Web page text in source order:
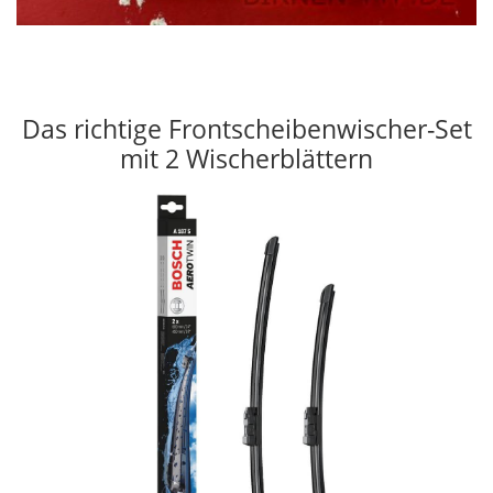
Das richtige Frontscheibenwischer-Set
mit 2 Wischerblättern